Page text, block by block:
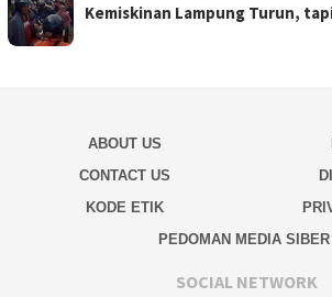
Kemiskinan Lampung Turun,
ABOUT US
CONTACT US
KODE ETIK
PEDOMAN MEDIA SIBER
SOCIAL NETWORK